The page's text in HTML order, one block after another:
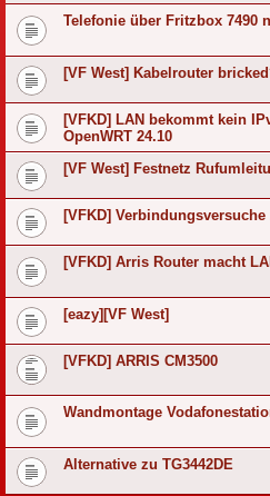
Telefonie über Fritzbox 7490
[VF West] Kabelrouter
[VFKD] LAN bekommt kein
OpenWRT 24.10
[VF West] Festnetz
[VFKD]
[VFKD] Arris Router macht
[eazy][VF West]
[VFKD] ARRIS CM3500
Wandmontage
Alternative zu TG3442DE